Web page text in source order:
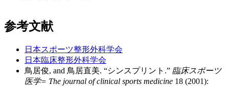
参考文献
日本スポーツ整形外科学会
日本臨床整形外科学会
鳥居俊, and 鳥居直美. “シンスプリント.” 臨床スポーツ
医学= The journal of clinical sports medicine 18 (2001):